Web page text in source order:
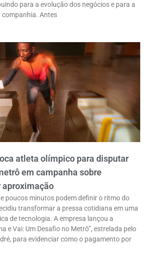
para a evolução dos negócios e para a
Antes
atleta olímpico para disputar
em campanha sobre
aproximação
poucos minutos podem definir o ritmo do
transformar a pressa cotidiana em uma
de tecnologia. A empresa lançou a
e Vai: Um Desafio no Metrô”, estrelada pelo
para evidenciar como o pagamento por